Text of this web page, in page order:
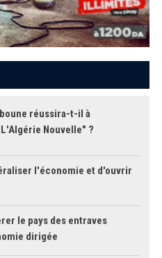
réussira-t-il à
Nouvelle" ?
l'économie et d'ouvrir
le pays des entraves
dirigée